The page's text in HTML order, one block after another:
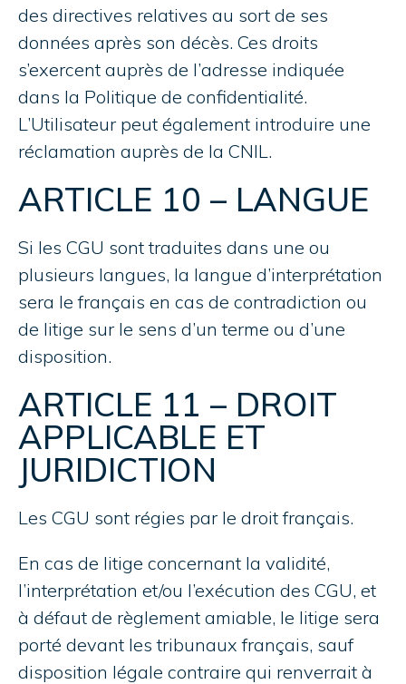
des directives relatives au sort de ses
données après son décès. Ces droits
s’exercent auprès de l’adresse indiquée
dans la Politique de confidentialité.
L’Utilisateur peut également introduire une
réclamation auprès de la CNIL.
ARTICLE 10 – LANGUE
Si les CGU sont traduites dans une ou
plusieurs langues, la langue d’interprétation
sera le français en cas de contradiction ou
de litige sur le sens d’un terme ou d’une
disposition.
ARTICLE 11 – DROIT
APPLICABLE ET
JURIDICTION
Les CGU sont régies par le droit français.
En cas de litige concernant la validité,
l’interprétation et/ou l’exécution des CGU, et
à défaut de règlement amiable, le litige sera
porté devant les tribunaux français, sauf
disposition légale contraire qui renverrait à